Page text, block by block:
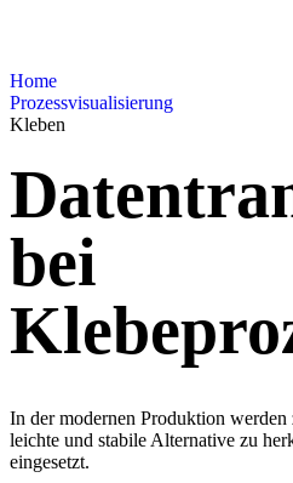
Home
Prozessvisualisierung
Kleben
bei
In der modernen Produktion
leichte und stabile Alternative zu
eingesetzt.